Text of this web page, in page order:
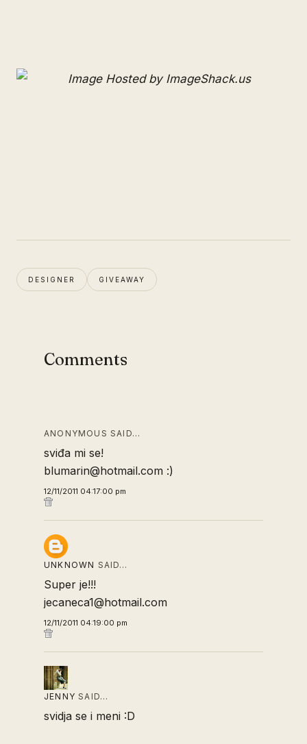
DESIGNER GIVEAWAY
Comments
ANONYMOUS SAID…
sviđa mi se!
blumarin@hotmail.com :)
12/11/2011 04:17:00 pm
UNKNOWN SAID…
Super je!!!
jecaneca1@hotmail.com
12/11/2011 04:19:00 pm
JENNY SAID…
svidja se i meni :D